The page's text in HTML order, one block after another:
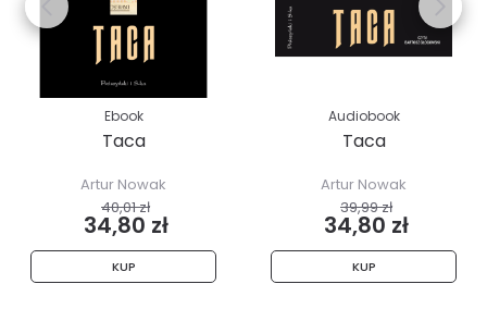
Ebook
Taca
Artur Nowak
40,01 zł
34,80 zł
KUP
Audiobook
Taca
Artur Nowak
39,99 zł
34,80 zł
KUP